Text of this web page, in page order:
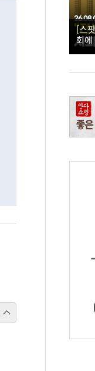
[스
회에
시